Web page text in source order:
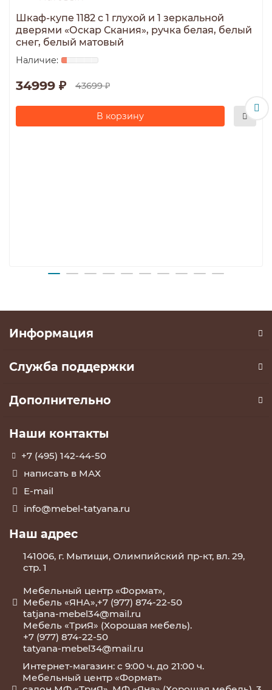
Шкаф-купе 1182 с 1 глухой и 1 зеркальной
дверями «Оскар Скания», ручка белая, белый
снег, белый матовый
34999 ₽ 43699 ₽
В корзину
Информация
Служба поддержки
Дополнительно
Наши контакты
+7 (495) 142-44-50
написать в МАХ
E-mail
info@mebel-tatyana.ru
Наш адрес
141006, г. Мытищи, Олимпийский пр-кт, вл. 29,
стр. 1
Мебельный центр «Формат»,
Мебель «ЯНА»,+7 (977) 874-22-50
tatjana-mebel34@mail.ru
Мебель «ТриЯ» (Хорошая мебель).
+7 (977) 874-22-50
tatyana-mebel34@mail.ru
Интернет-магазин: с 9:00 ч. до 21:00 ч.
Мебельный центр «Формат»